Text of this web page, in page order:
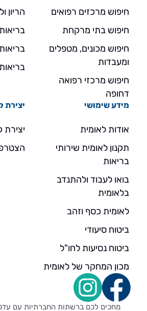
חיפוש מרכזים רפואים
חיפוש בתי מרקחת
חיפוש מכונים, מטפלים
ומעבדות
חיפוש מרכזי רפואה
דחופה
הריון
מידע שימושי
אודות לאומית
תקנון לאומית שירותי
בריאות
בואו לעבוד ולהתנדב
בלאומית
לאומית כסף וזהב
ביטוח סיעודי
ביטוח נסיעות לחו"ל
מכון המחקר של לאומית
יצירת
מחכים לכם ברשתות החברתיות עם